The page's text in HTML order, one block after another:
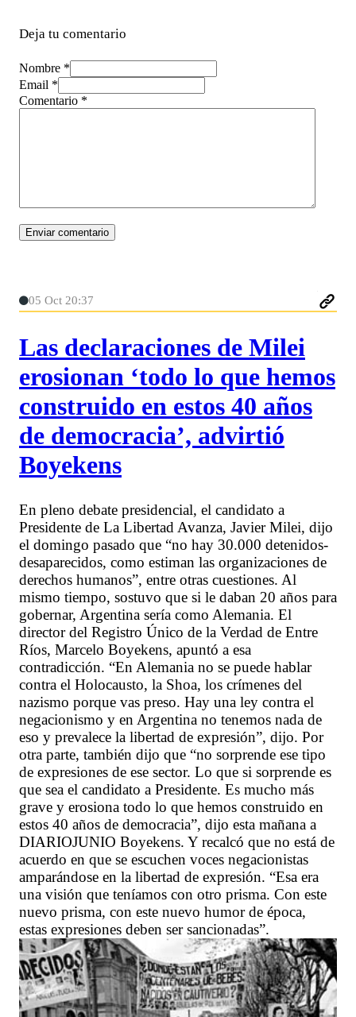
Deja tu comentario
Nombre *
Email *
Comentario *
05 Oct 20:37
Las declaraciones de Milei
erosionan ‘todo lo que hemos
construido en estos 40 años
de democracia’, advirtió
Boyekens
En pleno debate presidencial, el candidato a
Presidente de La Libertad Avanza, Javier Milei, dijo
el domingo pasado que “no hay 30.000 detenidos-
desaparecidos, como estiman las organizaciones de
derechos humanos”, entre otras cuestiones. Al
mismo tiempo, sostuvo que si le daban 20 años para
gobernar, Argentina sería como Alemania. El
director del Registro Único de la Verdad de Entre
Ríos, Marcelo Boyekens, apuntó a esa
contradicción. “En Alemania no se puede hablar
contra el Holocausto, la Shoa, los crímenes del
nazismo porque vas preso. Hay una ley contra el
negacionismo y en Argentina no tenemos nada de
eso y prevalece la libertad de expresión”, dijo. Por
otra parte, también dijo que “no sorprende ese tipo
de expresiones de ese sector. Lo que si sorprende es
que sea el candidato a Presidente. Es mucho más
grave y erosiona todo lo que hemos construido en
estos 40 años de democracia”, dijo esta mañana a
DIARIOJUNIO Boyekens. Y recalcó que no está de
acuerdo en que se escuchen voces negacionistas
amparándose en la libertad de expresión. “Esa era
una visión que teníamos con otro prisma. Con este
nuevo prisma, con este nuevo humor de época,
estas expresiones deben ser sancionadas”.